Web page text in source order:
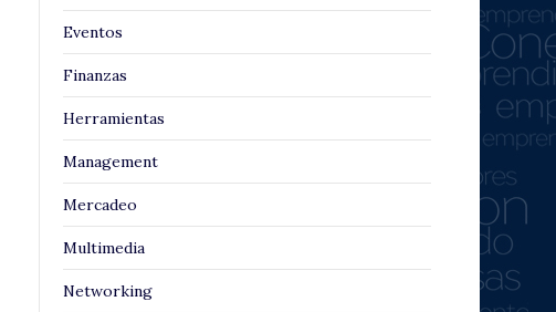
Eventos
Finanzas
Herramientas
Management
Mercadeo
Multimedia
Networking